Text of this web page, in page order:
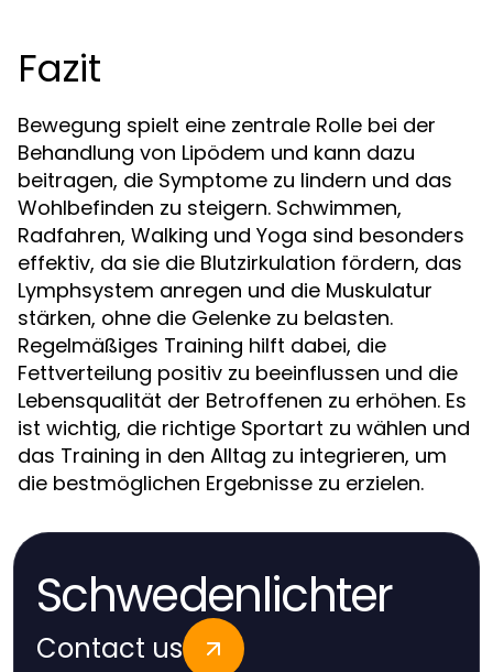
Fazit
Bewegung spielt eine zentrale Rolle bei der
Behandlung von Lipödem und kann dazu
beitragen, die Symptome zu lindern und das
Wohlbefinden zu steigern. Schwimmen,
Radfahren, Walking und Yoga sind besonders
effektiv, da sie die Blutzirkulation fördern, das
Lymphsystem anregen und die Muskulatur
stärken, ohne die Gelenke zu belasten.
Regelmäßiges Training hilft dabei, die
Fettverteilung positiv zu beeinflussen und die
Lebensqualität der Betroffenen zu erhöhen. Es
ist wichtig, die richtige Sportart zu wählen und
das Training in den Alltag zu integrieren, um
die bestmöglichen Ergebnisse zu erzielen.
Schwedenlichter
Contact us